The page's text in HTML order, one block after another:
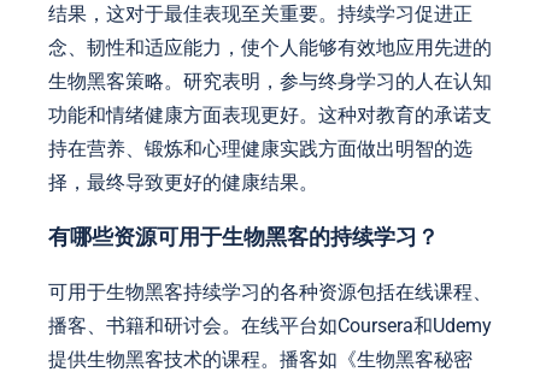
结果，这对于最佳表现至关重要。持续学习促进正
念、韧性和适应能力，使个人能够有效地应用先进的
生物黑客策略。研究表明，参与终身学习的人在认知
功能和情绪健康方面表现更好。这种对教育的承诺支
持在营养、锻炼和心理健康实践方面做出明智的选
择，最终导致更好的健康结果。
有哪些资源可用于生物黑客的持续学习？
可用于生物黑客持续学习的各种资源包括在线课程、
播客、书籍和研讨会。在线平台如Coursera和Udemy
提供生物黑客技术的课程。播客如《生物黑客秘密